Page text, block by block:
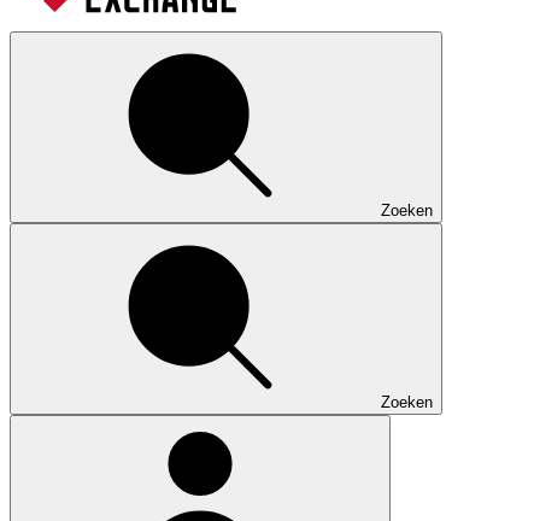
Zoeken
Zoeken